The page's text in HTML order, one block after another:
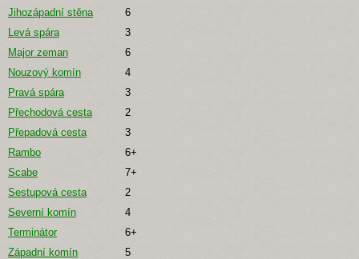
Jihozápadní stěna
6
Levá spára
3
Major zeman
6
Nouzový komín
4
Pravá spára
3
Přechodová cesta
2
Přepadová cesta
3
Rambo
6+
Scabe
7+
Sestupová cesta
2
Severní komín
4
Terminátor
6+
Západní komín
5